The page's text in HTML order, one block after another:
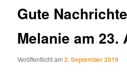
Gute
Melanie am 23.
Veröffentlicht am2. September 2019